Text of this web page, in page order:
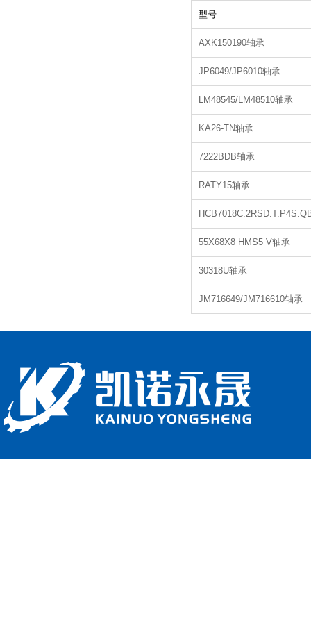
型号
AXK150190轴承
JP6049/JP6010轴承
LM48545/LM48510轴承
KA26-TN轴承
7222BDB轴承
RATY15轴承
55X68X8 HMS5 V轴承
30318U轴承
JM716649/JM716610轴承